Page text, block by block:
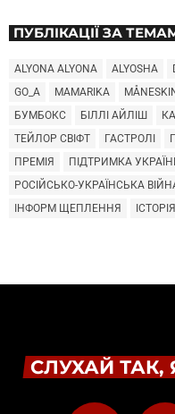
ПУБЛІКАЦІЇ ЗА
ALYONA ALYONA ALYOSHA
GO_A
MAMARIKA
БУМБОКС
БІЛЛІ АЙЛІШ
ТЕЙЛОР СВІФТ
ГАСТРОЛІ
ПРЕМІЯ
ПІДТРИМКА
РОСІЙСЬКО-УКРАЇНСЬКА
ІНФОРМ ЩЕПЛЕННЯ
ІСТОРІЯ
СЛУХАЙ ТАК,